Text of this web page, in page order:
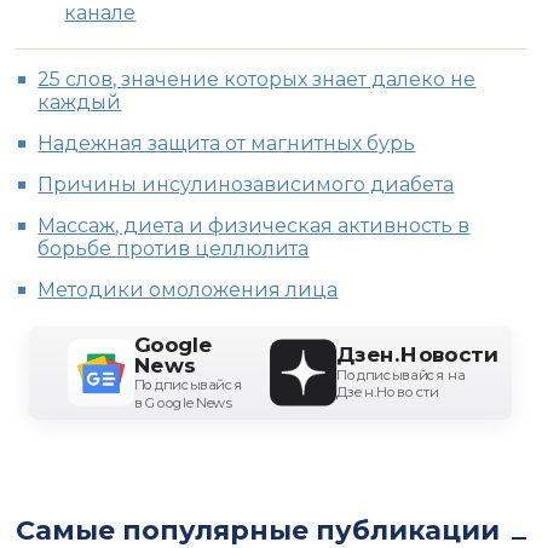
канале
25 слов, значение которых знает далеко не
каждый
Надежная защита от магнитных бурь
Причины инсулинозависимого диабета
Массаж, диета и физическая активность в
борьбе против целлюлита
Методики омоложения лица
Google
News
Подписывайся
в Google News
Дзен.Новости
Подписывайся на
Дзен.Новости
Самые популярные публикации